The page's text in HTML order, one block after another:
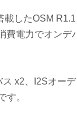
載したOSM R1.1
費電力でオンデ
x2、I2Sオーデ
す。